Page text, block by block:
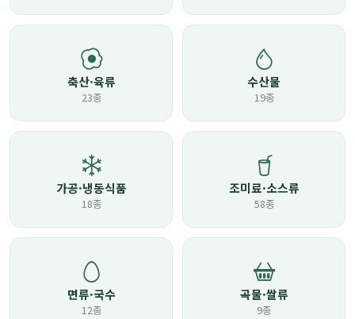
축산·육류
23종
수산물
19종
가공·냉동식품
18종
조미료·소스류
58종
면류·국수
12종
곡물·쌀류
9종